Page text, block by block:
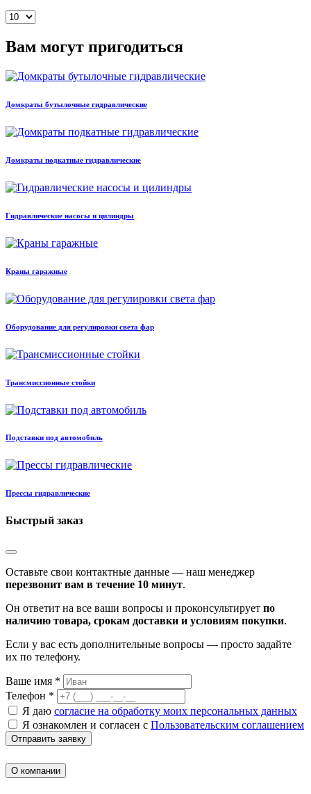
Вам могут пригодиться
Домкраты бутылочные гидравлические
Домкраты подкатные гидравлические
Гидравлические насосы и цилиндры
Краны гаражные
Оборудование для регулировки света фар
Трансмиссионные стойки
Подставки под автомобиль
Прессы гидравлические
Быстрый заказ
Оставьте свои контактные данные — наш менеджер
перезвонит вам в течение 10 минут.
Он ответит на все ваши вопросы и проконсультирует по
наличию товара, срокам доставки и условиям покупки.
Если у вас есть дополнительные вопросы — просто задайте
их по телефону.
Ваше имя *
Телефон *
Я даю согласие на обработку моих персональных данных
Я ознакомлен и согласен с Пользовательским соглашением
Отправить заявку
О компании